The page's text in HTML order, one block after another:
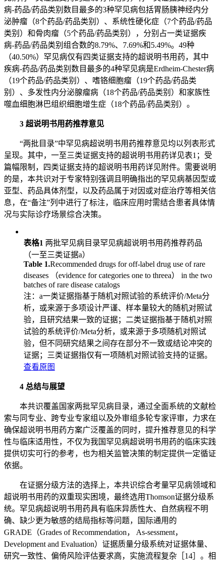
病-药品/药品类别数目最多的3种罕见病包括胃肠胰神经内分
泌肿瘤（8个药品/药品类别）、系统性硬化症（7个药品/药品
类别）和骨肉瘤（5个药品/药品类别），分别占一类证据疾
病-药品/药品类别组合数的8.79%、7.69%和5.49%。49种
（40.50%）罕见病仅有四类证据支持的超说明书用药，其中
疾病-药品/药品类别数目最多的4种罕见病是Erdheim-Chester病
（19个药品/药品类别）、嗜铬细胞瘤（19个药品/药品类
别）、多发性内分泌腺瘤病（18个药品/药品类别）和家族性
噬血细胞淋巴组织细胞增生症（18个药品/药品类别）。
3 超说明书用药推荐意见
“两批目录”中罕见病超说明书用药推荐意见均以列表形式
呈现。其中，一至三类证据支持的超说明书用药详见表1；受
篇幅限制，四类证据支持的超说明书用药详见附件。需要说明
的是，本共识对于专家特别强调且明确指出的罕见病基因型或
亚型、药品具体剂型，以及药品属于对因或对症治疗等相关信
息，在“备注”列中进行了标注，临床应用时需结合患者具体情
况与实际诊疗场景综合决策。
表格1 两批罕见病目录罕见病超说明书用药推荐药品
（一至三类证据a）
Table 1.Recommended drugs for off-label drug use of rare
diseases （evidence for categories one to threea） in the two
batches of rare disease catalogs
注：a一类证据指基于随机对照试验的系统评价/Meta分
析，或来源于多项设计严谨、样本量较大的随机对照试
验，且研究结果一致的证据；二类证据指基于随机对照
试验的系统评价/Meta分析，或来源于多项随机对照试
验，但不同研究结果之间存在部分不一致或结论冲突的
证据；三类证据指仅有一项随机对照试验支持的证据。
查看原图
4 总结与展望
本共识覆盖国家两批罕见病目录，通过全面系统的文献检
索与同专业、跨专业专家组以及外审组多轮专家评审，力求在
确保超说明书用药方案广泛覆盖的同时，提升推荐意见的科学
性与临床适用性，不仅为我国罕见病超说明书用药的临床实践
提供切实可行的参考，也为相关监管决策的制定提供一定循证
依据。
在证据分级方法的选择上，本共识综合考量罕见病领域和
超说明书用药的双重现实困境，最终选用Thomson证据分级系
统。罕见病超说明书用药具有临床异质性大、自然病程不明
确、缺少更为敏感的结局指标等问题，国际通用的
GRADE（Grades of Recommendation， As-sessment，
Development and Evaluation）证据质量分级系统对证据体量、
研究一致性、偏倚风险评估要求高，实施流程复杂［14］。相